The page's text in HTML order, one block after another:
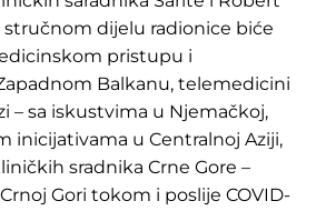
dijelu radionice biće
pristupu i
Balkanu, telemedicini
– sa iskustvima u Njemačkoj,
inicijativama u Centralnoj Aziji,
sradnika Crne Gore –
Gori tokom i poslije COVID-